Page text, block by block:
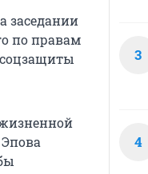
заседании
по правам
3
4